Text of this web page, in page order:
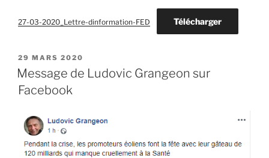
27-03-2020_Lettre-dinformation-FED Télécharger
PUBLIÉ
LE
29 MARS 2020
Message de Ludovic Grangeon sur
Facebook